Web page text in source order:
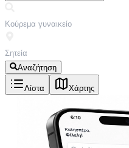
Αναζήτηση
Λίστα Χάρτης